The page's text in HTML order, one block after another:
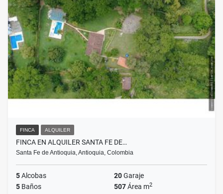
FINCA ALQUILER
FINCA EN ALQUILER SANTA FE DE…
Santa Fe de Antioquia, Antioquia, Colombia
5Alcobas 20Garaje
5 Baños 507Área m2